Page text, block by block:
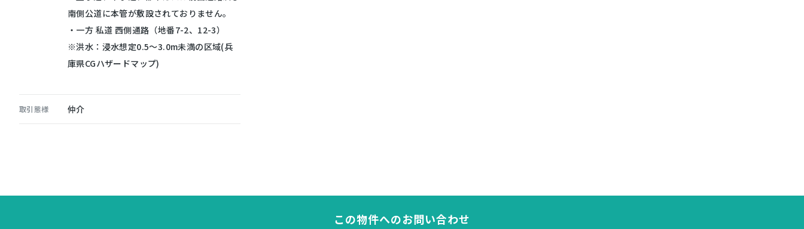
南側公道に本管が敷設されておりません。
・一方 私道 西側通路（地番7-2、12-3）
※洪水：浸水想定0.5～3.0m未満の区域(兵
庫県CGハザードマップ)
取引態様 仲介
この物件へのお問い合わせ